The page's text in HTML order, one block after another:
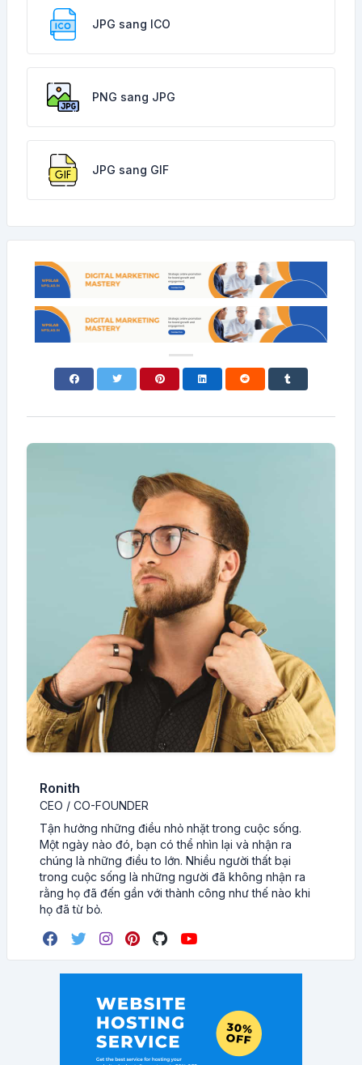
JPG sang ICO
PNG sang JPG
JPG sang GIF
Ronith
CEO / CO-FOUNDER
Tận hưởng những điều nhỏ nhặt trong cuộc sống.
Một ngày nào đó, bạn có thể nhìn lại và nhận ra
chúng là những điều to lớn. Nhiều người thất bại
trong cuộc sống là những người đã không nhận ra
rằng họ đã đến gần với thành công như thế nào khi
họ đã từ bỏ.